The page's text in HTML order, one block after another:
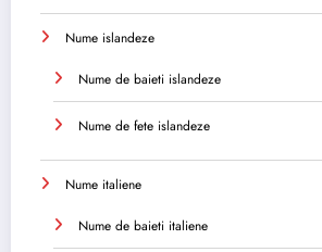
Nume islandeze
Nume de baieti islandeze
Nume de fete islandeze
Nume italiene
Nume de baieti italiene